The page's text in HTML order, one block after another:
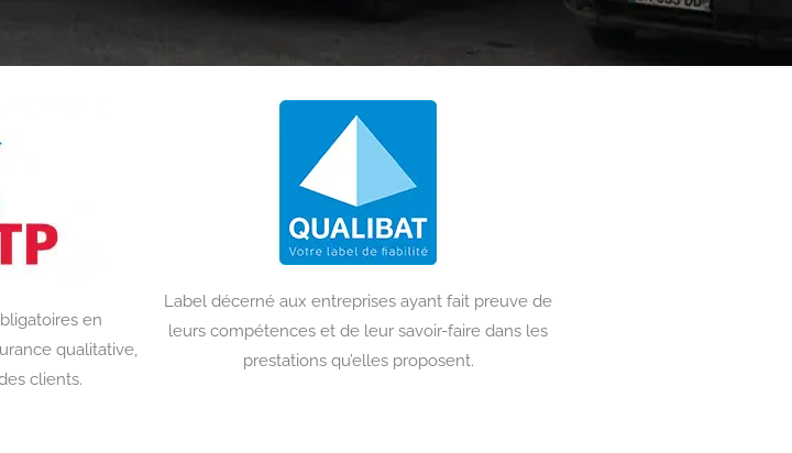
en
qualitative,
clients.
Label décerné aux entreprises ayant fait preuve de
leurs compétences et de leur savoir-faire dans les
prestations qu’elles proposent.